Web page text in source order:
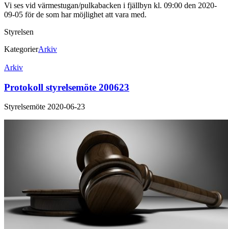
Vi ses vid värmestugan/pulkabacken i fjällbyn kl. 09:00 den 2020-
09-05 för de som har möjlighet att vara med.
Styrelsen
KategorierArkiv
Arkiv
Protokoll styrelsemöte 200623
Styrelsemöte 2020-06-23